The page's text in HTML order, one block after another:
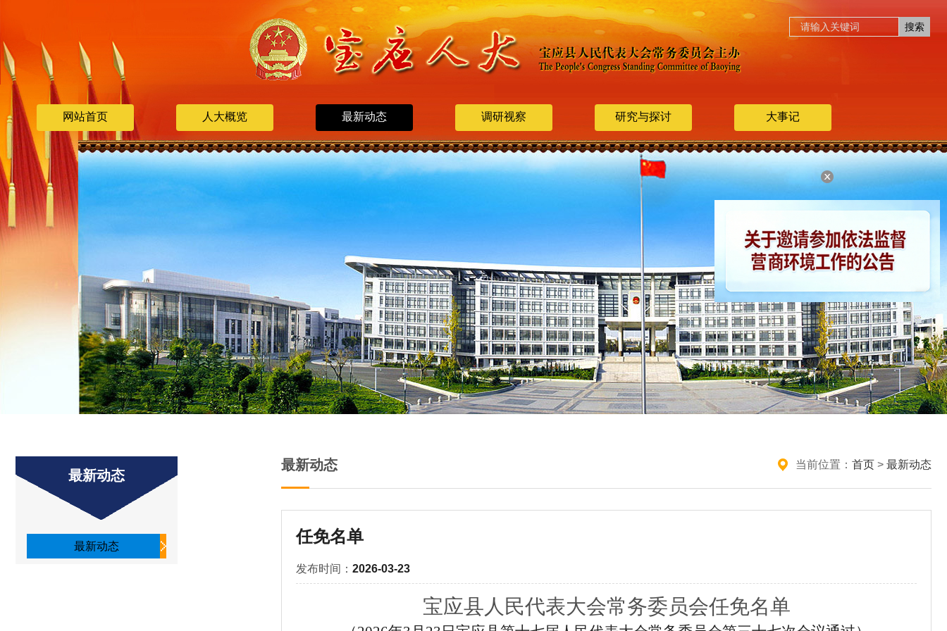
网站首页 人大概览 最新动态 调研视察 研究与探讨 大事记
最新动态
最新动态
最新动态 当前位置： 首页 > 最新动态
任免名单
发布时间： 2026-03-23
宝应县人民代表大会常务委员会任免名单